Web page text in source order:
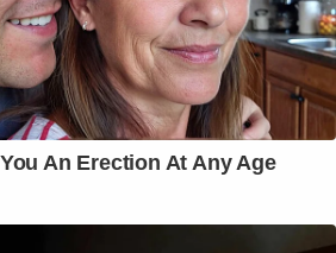
An Erection At Any Age